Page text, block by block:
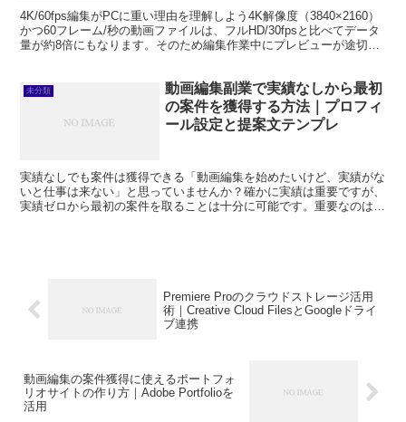
4K/60fps編集がPCに重い理由を理解しよう4K解像度（3840×2160）
かつ60フレーム/秒の動画ファイルは、フルHD/30fpsと比べてデータ
量が約8倍にもなります。そのため編集作業中にプレビューが途切れ
未分類
動画編集副業で実績なしから最初
の案件を獲得する方法｜プロフィ
ール設定と提案文テンプレ
実績なしでも案件は獲得できる「動画編集を始めたいけど、実績がな
いと仕事は来ない」と思っていませんか？確かに実績は重要ですが、
実績ゼロから最初の案件を取ることは十分に可能です。重要なのは正
Premiere Proのクラウドストレージ活用
術｜Creative Cloud FilesとGoogleドライ
ブ連携
動画編集の案件獲得に使えるポートフォ
リオサイトの作り方｜Adobe Portfolioを
活用